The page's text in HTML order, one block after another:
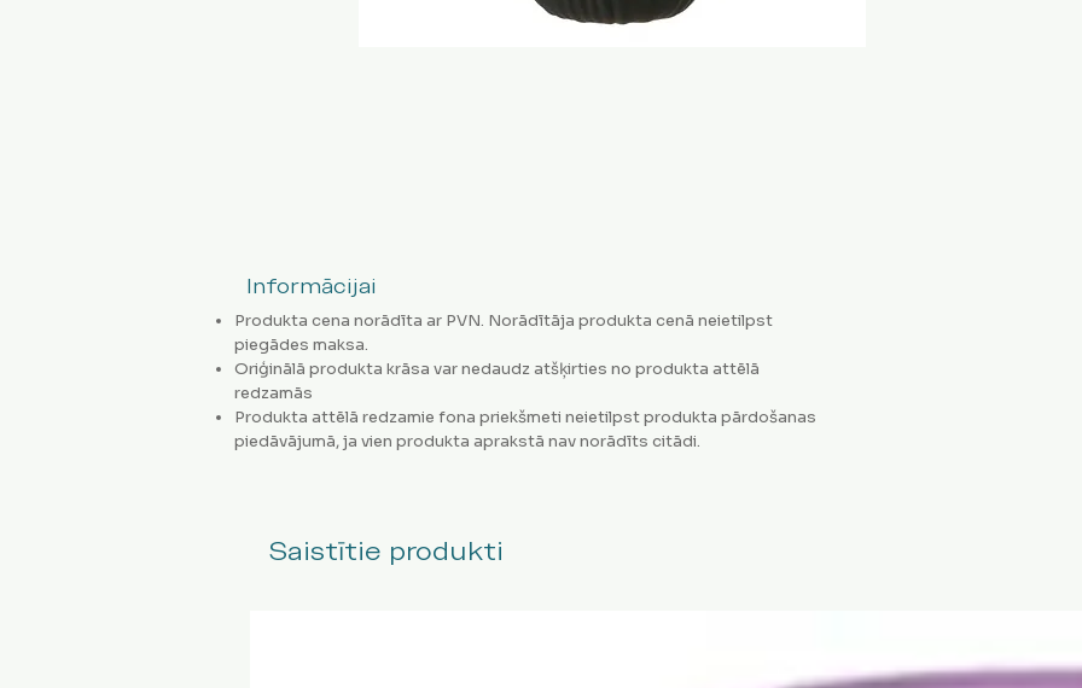
Informācijai
Produkta cena norādīta ar PVN. Norādītāja produkta cenā neietilpst
piegādes maksa.
Oriģinālā produkta krāsa var nedaudz atšķirties no produkta attēlā
redzamās
Produkta attēlā redzamie fona priekšmeti neietilpst produkta pārdošanas
piedāvājumā, ja vien produkta aprakstā nav norādīts citādi.
Saistītie produkti